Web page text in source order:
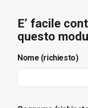
E’ facile
questo
Nome (richiesto)